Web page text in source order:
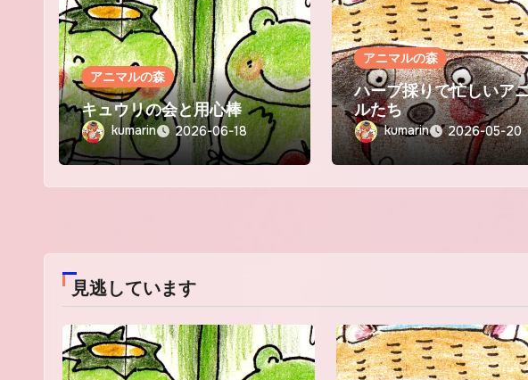
アニマルの森
キュウリの会と用心棒
kumarin 2026-06-18
アニマルの森
ハーブ採りで忙しいア
ルたち
kumarin 2026-05-20
見逃しています